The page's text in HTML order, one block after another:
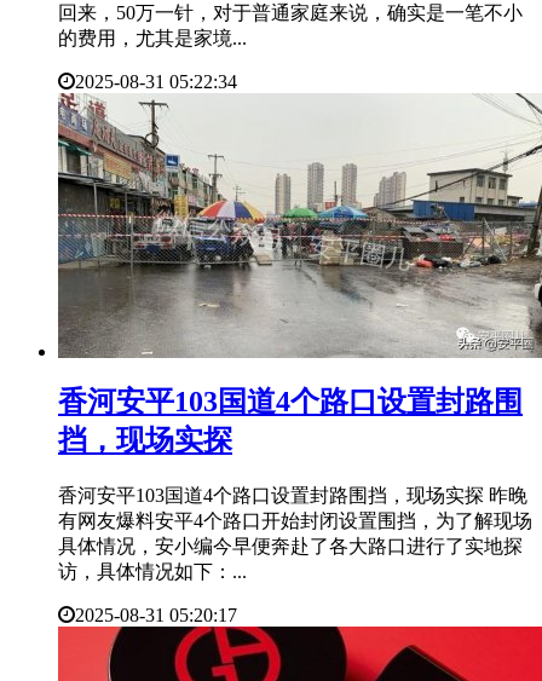
回来，50万一针，对于普通家庭来说，确实是一笔不小
的费用，尤其是家境...
2025-08-31 05:22:34
​香河安平103国道4个路口设置封路围
挡，现场实探
香河安平103国道4个路口设置封路围挡，现场实探 昨晚
有网友爆料安平4个路口开始封闭设置围挡，为了解现场
具体情况，安小编今早便奔赴了各大路口进行了实地探
访，具体情况如下：...
2025-08-31 05:20:17